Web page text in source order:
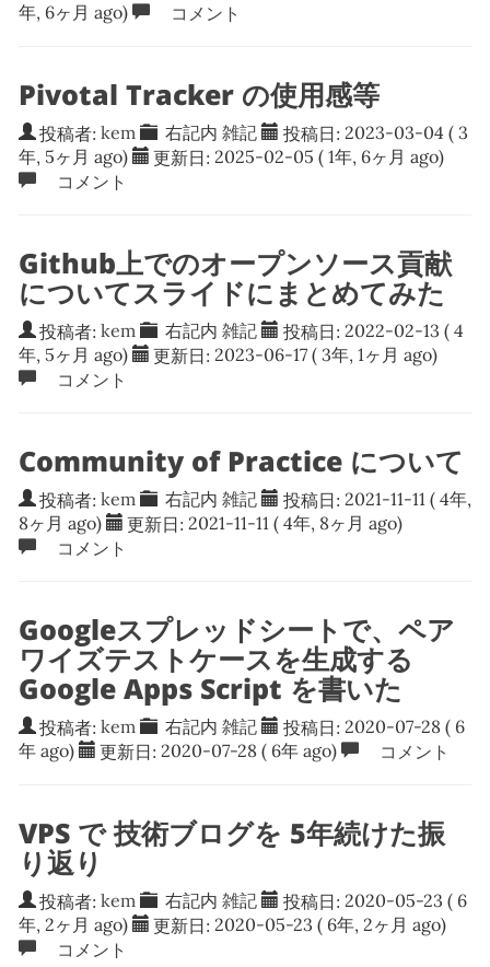
年, 6ヶ月 ago)
コメント
Pivotal Tracker の使用感等
投稿者: kem 右記内雑記 投稿日: 2023-03-04( 3
年, 5ヶ月 ago)
更新日: 2025-02-05 ( 1年, 6ヶ月 ago)
コメント
Github上でのオープンソース貢献
についてスライドにまとめてみた
投稿者: kem 右記内雑記 投稿日: 2022-02-13 ( 4
年, 5ヶ月 ago)
更新日: 2023-06-17 ( 3年, 1ヶ月 ago)
コメント
Community of Practice について
投稿者: kem 右記内雑記 投稿日: 2021-11-11( 4年,
8ヶ月 ago)
更新日: 2021-11-11 ( 4年, 8ヶ月 ago)
コメント
Googleスプレッドシートで、ペア
ワイズテストケースを生成する
Google Apps Script を書いた
投稿者: kem 右記内雑記 投稿日: 2020-07-28( 6
年 ago)
更新日: 2020-07-28 ( 6年 ago) コメント
VPS で 技術ブログを 5年続けた振
り返り
投稿者: kem 右記内雑記 投稿日: 2020-05-23 ( 6
年, 2ヶ月 ago)
更新日: 2020-05-23 ( 6年, 2ヶ月 ago)
コメント